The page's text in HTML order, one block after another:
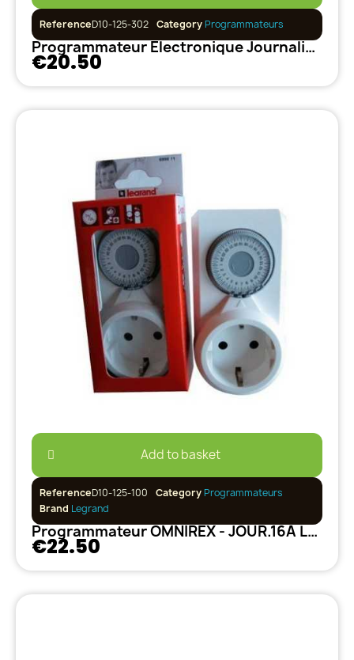
ReferenceD10-125-302 CategoryProgrammateurs
Programmateur Électronique Journalier-Hebdomadaire 20 programmes
€20.50
Add to basket
ReferenceD10-125-100 CategoryProgrammateurs
Brand Legrand
Programmateur OMNIREX - JOUR.16A LE GRAND
€22.50